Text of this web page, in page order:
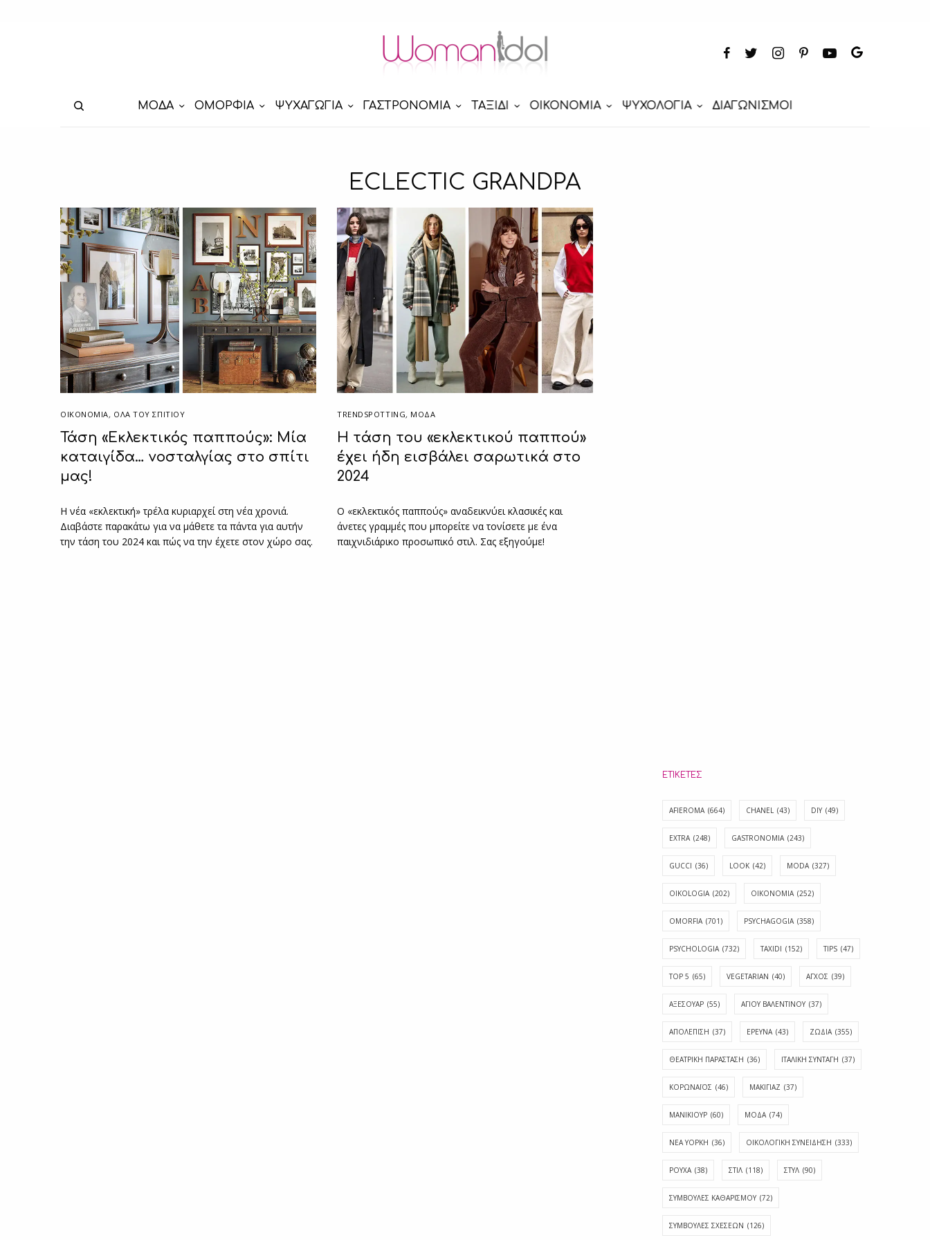
ΜΟΔΑ ΟΜΟΡΦΙΑ ΨΥΧΑΓΩΓΙΑ ΓΑΣΤΡΟΝΟΜΙΑ ΤΑΞΙΔΙ ΟΙΚΟΝΟΜΙΑ ΨΥΧΟΛΟΓΙΑ ΔΙΑΓΩΝΙΣΜΟΙ
ECLECTIC GRANDPA
ΟΙΚΟΝΟΜΙΑ, ΌΛΑ ΤΟΥ ΣΠΙΤΙΟΥ
Τάση «Εκλεκτικός παππούς»: Μία
καταιγίδα… νοσταλγίας στο σπίτι
μας!
Η νέα «εκλεκτική» τρέλα κυριαρχεί στη νέα χρονιά.
Διαβάστε παρακάτω για να μάθετε τα πάντα για αυτήν
την τάση του 2024 και πώς να την έχετε στον χώρο σας.
TRENDSPOTTING, ΜΟΔΑ
Η τάση του «εκλεκτικού παππού»
έχει ήδη εισβάλει σαρωτικά στο
2024
Ο «εκλεκτικός παππούς» αναδεικνύει κλασικές και
άνετες γραμμές που μπορείτε να τονίσετε με ένα
παιχνιδιάρικο προσωπικό στιλ. Σας εξηγούμε!
ΕΤΙΚΈΤΕΣ
AFIEROMA (664) CHANEL (43) DIY (49)
EXTRA (248) GASTRONOMIA (243)
GUCCI (36) LOOK (42) MODA (327)
OIKOLOGIA (202) OIKONOMIA (252)
OMORFIA (701) PSYCHAGOGIA (358)
PSYCHOLOGIA (732) TAXIDI (152) TIPS (47)
TOP 5 (65) VEGETARIAN (40) ΑΓΧΟΣ (39)
ΑΞΕΣΟΥΑΡ (55) ΑΓΊΟΥ ΒΑΛΕΝΤΊΝΟΥ (37)
ΑΠΟΛΈΠΙΣΗ (37) ΕΡΕΥΝΑ (43) ΖΩΔΙΑ (355)
ΘΕΑΤΡΙΚΗ ΠΑΡΑΣΤΑΣΗ (36) ΙΤΑΛΙΚΗ ΣΥΝΤΑΓΗ (37)
ΚΟΡΩΝΑΪΟΣ (46) ΜΑΚΙΓΙΑΖ (37)
ΜΑΝΙΚΙΟΥΡ (60) ΜΟΔΑ (74)
ΝΕΑ ΥΟΡΚΗ (36) ΟΙΚΟΛΟΓΙΚΗ ΣΥΝΕΙΔΗΣΗ (333)
ΡΟΥΧΑ (38) ΣΤΙΛ (118) ΣΤΥΛ (90)
ΣΥΜΒΟΥΛΕΣ ΚΑΘΑΡΙΣΜΟΥ (72)
ΣΥΜΒΟΥΛΕΣ ΣΧΕΣΕΩΝ (126)